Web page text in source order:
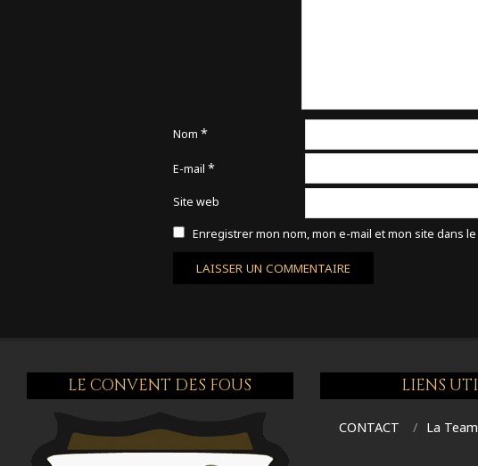
Nom*
E-mail*
Site web
Enregistrer mon nom, mon e-mail et mon site dans
LE CONVENT DES FOUS LIENS
CONTACT La